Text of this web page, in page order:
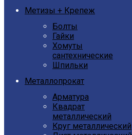
Метизы + Крепеж
Болты
Гайки
Хомуты
сантехнические
Шпильки
Металлопрокат
Арматура
Квадрат
металлический
Круг металлический